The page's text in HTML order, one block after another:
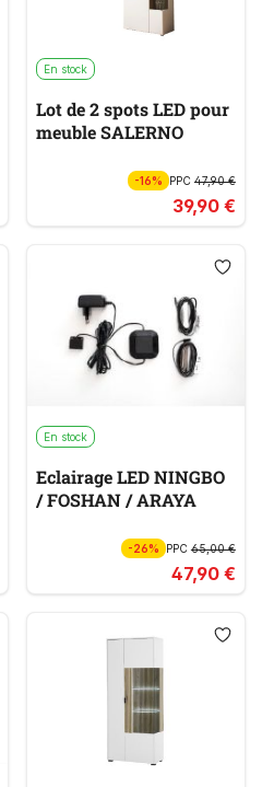
En stock
Lot de 2 spots LED pour
meuble SALERNO
-16% PPC47,90 €
39,90 €
En stock
Eclairage LED NINGBO
/ FOSHAN / ARAYA
-26% PPC65,00 €
47,90 €